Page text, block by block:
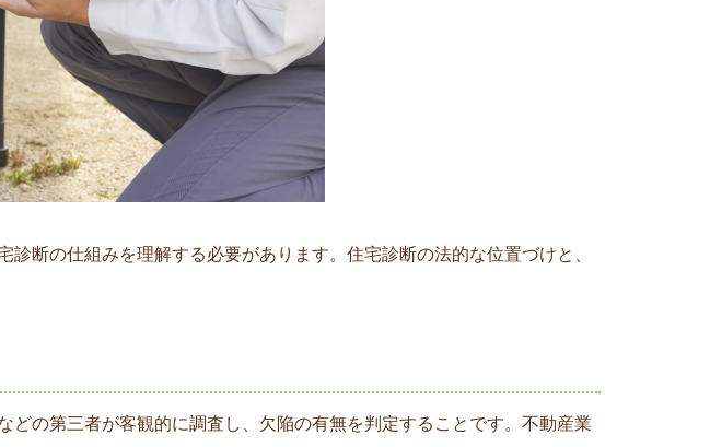
断の仕組みを理解する必要があります。住宅診断の法的な位置づけと、
の第三者が客観的に調査し、欠陥の有無を判定することです。不動産業